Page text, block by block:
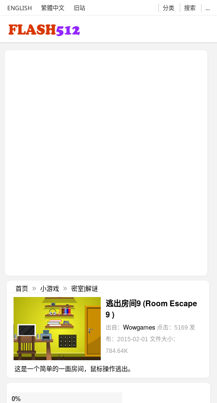
ENGLISH 繁體中文 旧站 分类 搜索 …
首页 » 小游戏 » 密室|解谜
逃出房间9 (Room Escape
9 )
出自： Wowgames 点击：5169 发
布：2015-02-01 文件大小：
784.64K
这是一个简单的一面房间，鼠标操作逃出。
0%